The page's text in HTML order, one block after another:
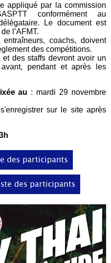
appliqué par la commission
conformément au
Le document est
l’AFMT.
coachs, doivent
des compétitions.
et des staffs devront avoir un
avant, pendant et après les
au : mardi 29 novembre
sur le site après
des participants
des participants